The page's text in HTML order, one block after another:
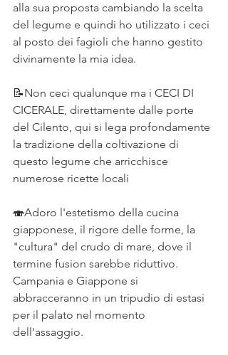
alla sua proposta cambiando la scelta
del legume e quindi ho utilizzato i ceci
al posto dei fagioli che hanno gestito
divinamente la mia idea.⠀
📝Non ceci qualunque ma i CECI DI
CICERALE, direttamente dalle porte
del Cilento, qui si lega profondamente
la tradizione della coltivazione di
questo legume che arricchisce
numerose ricette locali⠀
🍣Adoro l'estetismo della cucina
giapponese, il rigore delle forme, la
"cultura" del crudo di mare, dove il
termine fusion sarebbe riduttivo.⠀
Campania e Giappone si
abbracceranno in un tripudio di estasi
per il palato nel momento
dell'assaggio. ⠀